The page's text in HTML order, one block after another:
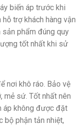
biến áp trước khi
trợ khách hàng vận
sản phẩm đúng quy
tốt nhất khi sử
nơi khô ráo. Bảo vệ
mẻ sứ. Tốt nhất nên
áp không được đặt
bộ phận tản nhiệt,